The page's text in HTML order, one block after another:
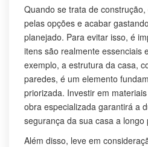
Quando se trata de
pelas opções e acabar
planejado. Para evitar isso, é
itens são realmente essenciais
exemplo, a estrutura da casa,
paredes, é um elemento
priorizada. Investir em
obra especializada garantirá a
segurança da sua casa a longo
Além disso, leve em